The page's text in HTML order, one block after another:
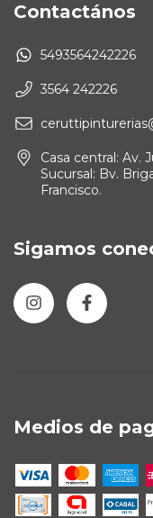
Contactános
5493564242226
3564 242226
Casa central: Av.
Sucursal: Bv.
Francisco.
Sigamos
Medios de